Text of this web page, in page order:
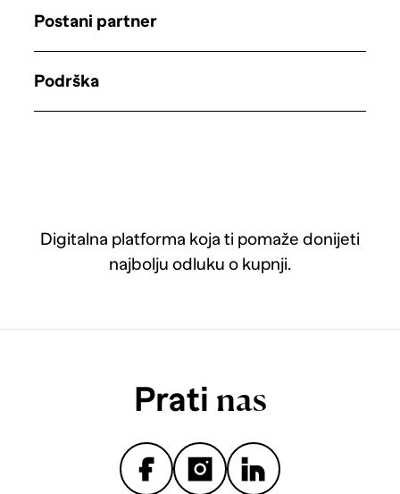
Digitalna platforma koja ti pomaže donijeti
najbolju odluku o kupnji.
Postani partner
Podrška
Prati nas